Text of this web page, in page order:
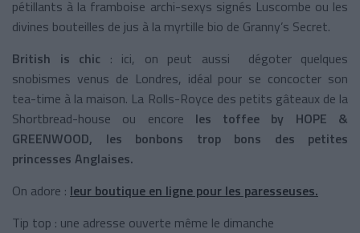
pétillants à la framboise archi-sexys signés Luscombe ou les
divines bouteilles de jus à la myrtille bio de Granny’s Secret.
British is chic : ici, on peut aussi dégoter quelques
snobismes venus de Londres, idéal pour se concocter son
tea-time à la maison. La Rolls-Royce des petits gâteaux de la
Shortbread-house ou encore les toffee by HOPE &
GREENWOOD, les bonbons trop bons des petites
princesses Anglaises.
On adore : leur boutique en ligne pour les paresseuses.
Tip top : une adresse ouverte même le dimanche